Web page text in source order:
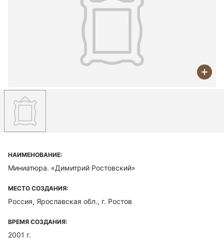
НАИМЕНОВАНИЕ:
Миниатюра. «Димитрий Ростовский»
МЕСТО СОЗДАНИЯ:
Россия, Ярославская обл., г. Ростов
ВРЕМЯ СОЗДАНИЯ:
2001 г.